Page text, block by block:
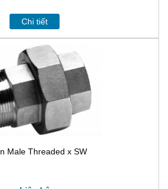
Chi tiết
Male Threaded x SW